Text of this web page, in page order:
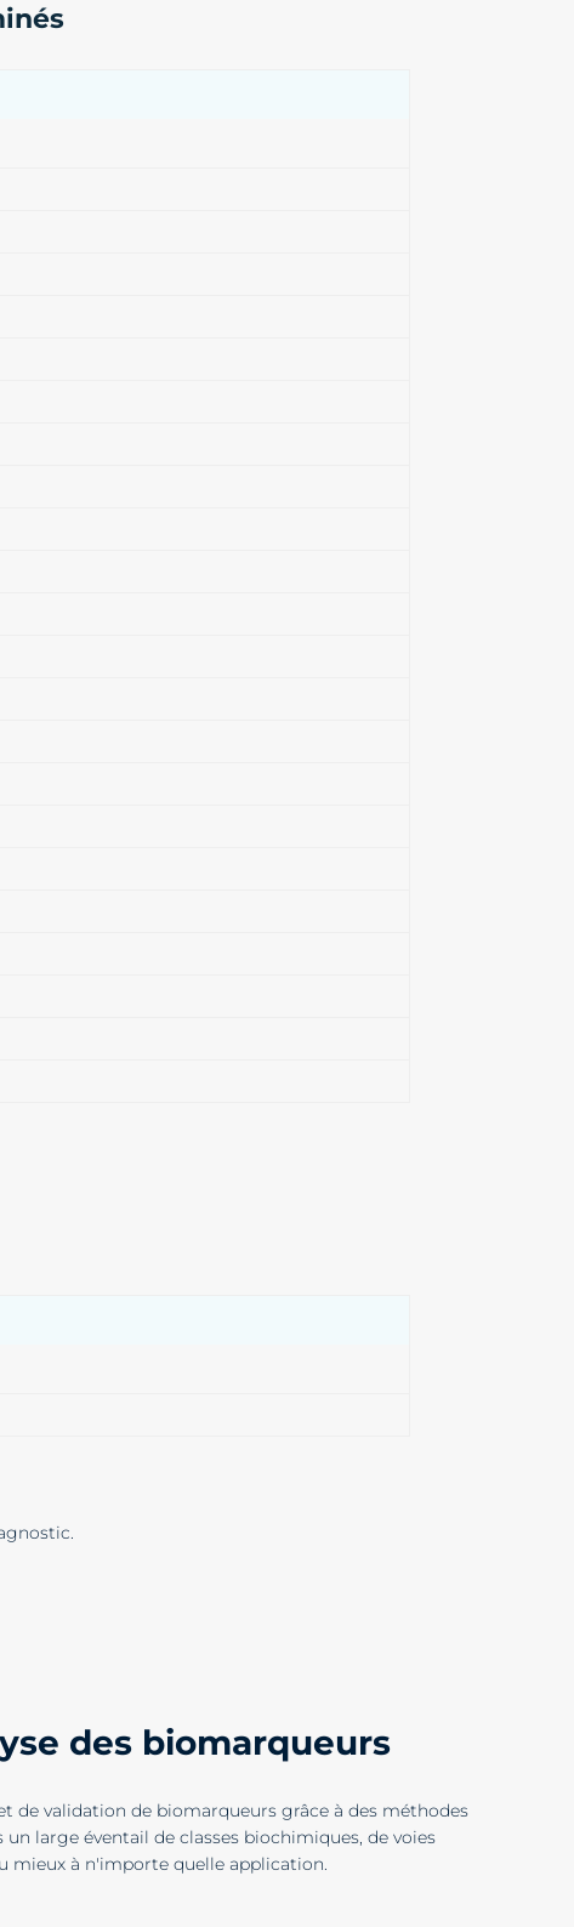
des biomarqueurs
de validation de biomarqueurs grâce à des méthodes
un large éventail de classes biochimiques, de voies
mieux à n'importe quelle application.